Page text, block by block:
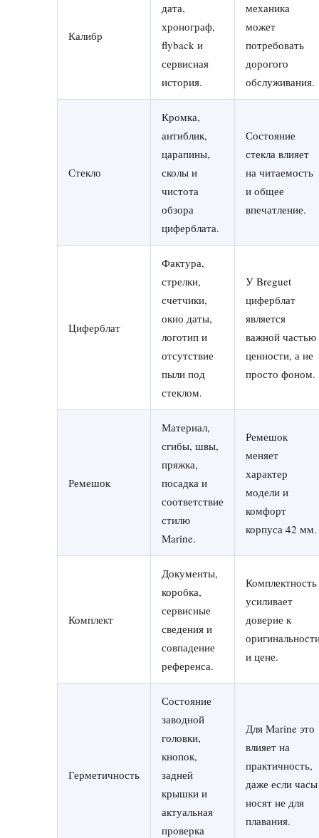
Калибр
дата,
хронограф,
flyback и
сервисная
история.
механика
может
потребовать
дорогого
обслуживания.
Стекло
Кромка,
антиблик,
царапины,
сколы и
чистота
обзора
циферблата.
Состояние
стекла влияет
на читаемость
и общее
впечатление.
Циферблат
Фактура,
стрелки,
счетчики,
окно даты,
логотип и
отсутствие
пыли под
стеклом.
У Breguet
циферблат
является
важной частью
ценности, а не
просто фоном.
Ремешок
Материал,
сгибы, швы,
пряжка,
посадка и
соответствие
стилю
Marine.
Ремешок
меняет
характер
модели и
комфорт
корпуса 42 мм.
Комплект
Документы,
коробка,
сервисные
сведения и
совпадение
референса.
Комплектность
усиливает
доверие к
и цене.
Герметичность
Состояние
заводной
головки,
кнопок,
задней
крышки и
актуальная
проверка
Для Marine это
влияет на
практичность,
даже если часы
носят не для
плавания.